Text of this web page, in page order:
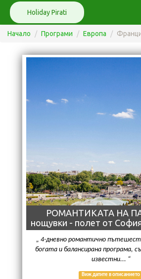
Holiday Pirati
Начало Програми Европа
РОМАНТИКАТА НА
нощувки - полет от
4-дневно романтично
богата и балансирана програма,
известни...
Виж датите в описанието